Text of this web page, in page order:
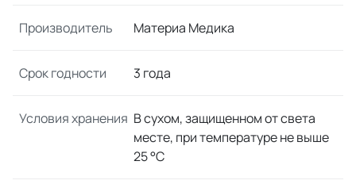
Производитель Материа Медика
Срок годности 3 года
Условия хранения В сухом, защищенном от света
месте, при температуре не выше
25 °C